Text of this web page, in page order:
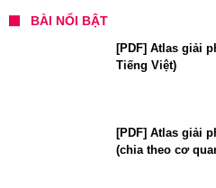
BÀI NỔI BẬT
[PDF] Atlas giải
Tiếng Việt)
[PDF] Atlas giải
(chia theo cơ